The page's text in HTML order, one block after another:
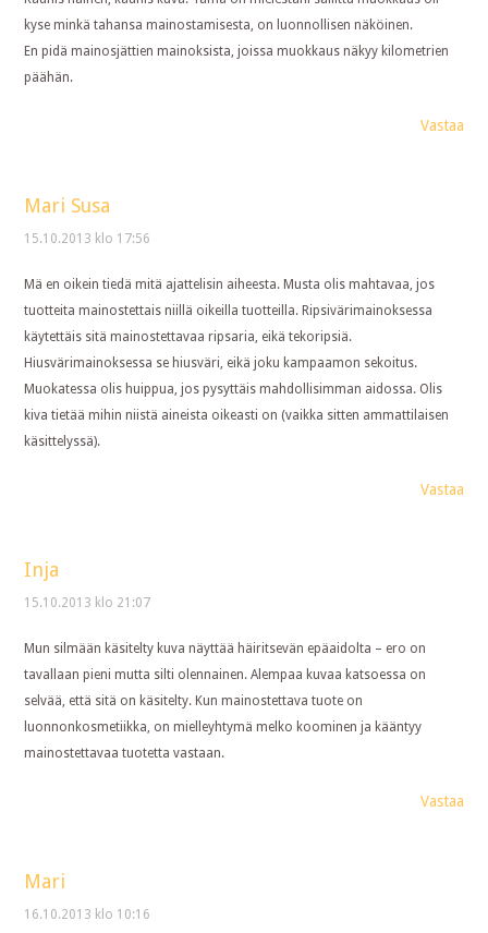
kyse minkä tahansa mainostamisesta, on luonnollisen näköinen.
En pidä mainosjättien mainoksista, joissa muokkaus näkyy kilometrien
päähän.
Vastaa
Mari Susa
15.10.2013 klo 17:56
Mä en oikein tiedä mitä ajattelisin aiheesta. Musta olis mahtavaa, jos
tuotteita mainostettais niillä oikeilla tuotteilla. Ripsivärimainoksessa
käytettäis sitä mainostettavaa ripsaria, eikä tekoripsiä.
Hiusvärimainoksessa se hiusväri, eikä joku kampaamon sekoitus.
Muokatessa olis huippua, jos pysyttäis mahdollisimman aidossa. Olis
kiva tietää mihin niistä aineista oikeasti on (vaikka sitten ammattilaisen
käsittelyssä).
Vastaa
Inja
15.10.2013 klo 21:07
Mun silmään käsitelty kuva näyttää häiritsevän epäaidolta – ero on
tavallaan pieni mutta silti olennainen. Alempaa kuvaa katsoessa on
selvää, että sitä on käsitelty. Kun mainostettava tuote on
luonnonkosmetiikka, on mielleyhtymä melko koominen ja kääntyy
mainostettavaa tuotetta vastaan.
Vastaa
Mari
16.10.2013 klo 10:16